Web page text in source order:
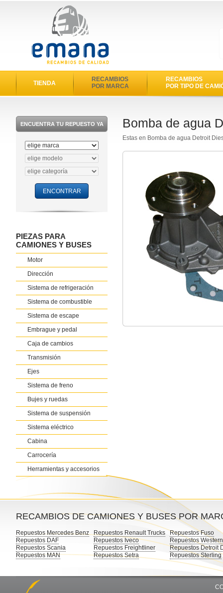
TIENDA
RECAMBIOS
POR MARCA
RECAMBIOS
POR TIPO DE
ENCUENTRA TU REPUESTO YA
PIEZAS PARA
CAMIONES Y BUSES
Motor
Dirección
Sistema de refrigeración
Sistema de combustible
Sistema de escape
Embrague y pedal
Caja de cambios
Transmisión
Ejes
Sistema de freno
Bujes y ruedas
Sistema de suspensión
Sistema eléctrico
Cabina
Carrocería
Herramientas y accesorios
Bomba de agua
Estas en Bomba de agua Detroit
RECAMBIOS DE CAMIONES Y BUSES POR
Repuestos Mercedes Benz
Repuestos DAF
Repuestos Scania
Repuestos MAN
Repuestos Renault Trucks
Repuestos Iveco
Repuestos Freightliner
Repuestos Setra
Repuestos Fuso
Repuestos
Repuestos Detroit
Repuestos Sterling